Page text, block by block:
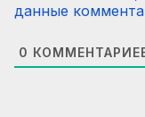
данные
0